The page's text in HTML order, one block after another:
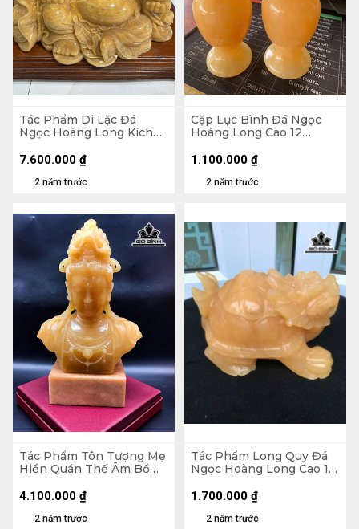
Tác Phẩm Di Lặc Đá
Ngọc Hoàng Long Kích
2 năm trước
7.600.000 ₫
Cặp Lục Bình Đá Ngọc
Hoàng Long Cao 12
2 năm trước
1.100.000 ₫
Tác Phẩm Tôn Tượng Mẹ
Hiền Quán Thế Âm Bồ
Cao 29 Ngang 18 Sâu 8,5
Riêng Đá Cao 24 Ngang
18 Sâu 9(cm) 2,68kg
2 năm trước
4.100.000 ₫
Tác Phẩm Long Quy Đá
Ngọc Hoàng Long Cao 11
2 năm trước
1.700.000 ₫